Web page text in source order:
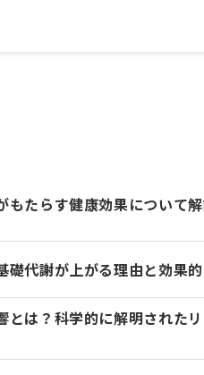
たらす健康効果について解
礎代謝が上がる理由と効果
とは？科学的に解明された